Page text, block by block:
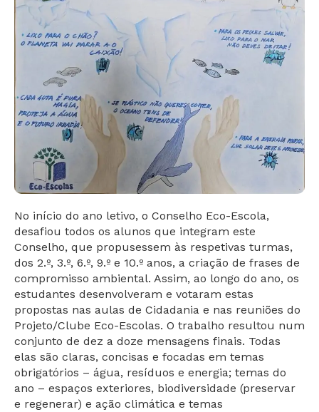
No início do ano letivo, o Conselho Eco-Escola,
desafiou todos os alunos que integram este
Conselho, que propusessem às respetivas turmas,
dos 2.º, 3.º, 6.º, 9.º e 10.º anos, a criação de frases de
compromisso ambiental. Assim, ao longo do ano, os
estudantes desenvolveram e votaram estas
propostas nas aulas de Cidadania e nas reuniões do
Projeto/Clube Eco-Escolas. O trabalho resultou num
conjunto de dez a doze mensagens finais. Todas
elas são claras, concisas e focadas em temas
obrigatórios – água, resíduos e energia; temas do
ano – espaços exteriores, biodiversidade (preservar
e regenerar) e ação climática e temas